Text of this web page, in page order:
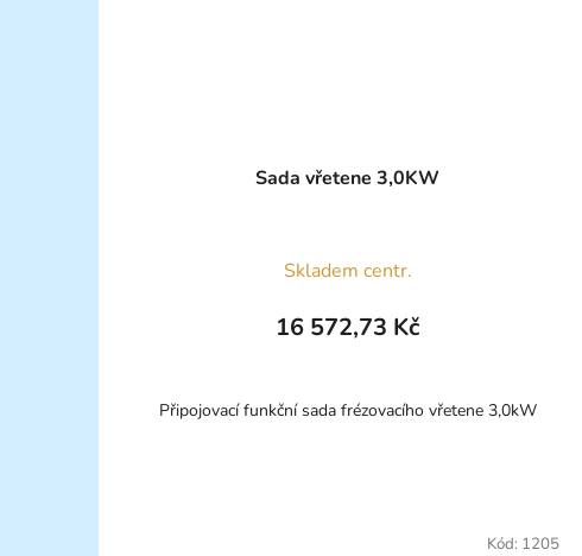
Sada vřetene 3,0KW
Skladem centr.
16 572,73 Kč
Připojovací funkční sada frézovacího vřetene 3,0kW
Kód: 1205